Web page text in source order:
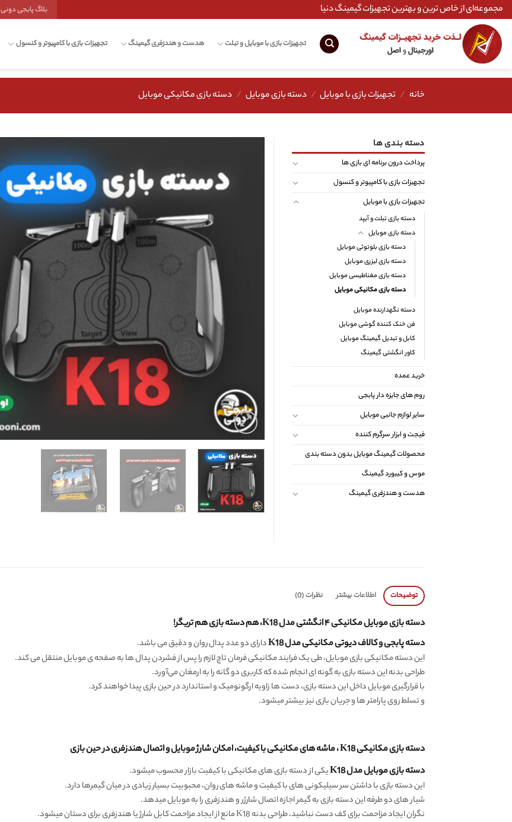
Skip
to
content
مجموعه‌ای از خاص ترین و بهترین تجهیزات گیمینگ دنیا بلاگ پابجی دونی
تجهیزات بازی با موبایل و تبلت هدست و هندزفری گیمینگ تجهیزات بازی با کامپیوتر و کنسول
خانه / تجهیزات بازی با موبایل / دسته بازی موبایل / دسته بازی مکانیکی موبایل
دسته بندی ها
پرداخت درون برنامه ای بازی ها
تجهیزات بازی با کامپیوتر و کنسول
تجهیزات بازی با موبایل
دسته بازی تبلت و آیپد
دسته بازی موبایل
دسته بازی بلوتوثی موبایل
دسته بازی لیزری موبایل
دسته بازی مغناطیسی موبایل
دسته بازی مکانیکی موبایل
دسته نگهدارنده موبایل
فن خنک کننده گوشی موبایل
کابل و تبدیل گیمینگ موبایل
کاور انگشتی گیمینگ
خرید عمده
روم های جایزه دار پابجی
سایر لوازم جانبی موبایل
فیجت و ابزار سرگرم کننده
محصولات گیمینگ موبایل بدون دسته بندی
موس و کیبورد گیمینگ
هدست و هندزفری گیمینگ
توضیحات اطلاعات بیشتر نظرات (0)
دسته بازی موبایل مکانیکی ۴ انگشتی مدل K18، هم دسته بازی هم تریگر!
دسته پابجی و کالاف دیوتی مکانیکی مدل K18
دارای دو عدد پدال روان و دقیق می باشد.
این دسته مکانیکی بازی موبایل، طی یک فرایند مکانیکی فرمان تاچ لازم را پس از فشردن پدال ها به صفحه ی موبایل منتقل می کند.
طراحی بدنه این دسته بازی به گونه ای انجام شده که کاربری دو گانه را به ارمغان می‌آورد.
با قرارگیری موبایل داخل این دسته بازی، دست ها زاویه ارگونومیک و استاندارد در حین بازی پیدا خواهند کرد.
و تسلط روی پارامتر ها و جریان بازی نیز بیشتر میشود.
دسته بازی مکانیکی K18 ، ماشه های مکانیکی با کیفیت، امکان شارژ موبایل و اتصال هندزفری در حین بازی
دسته بازی موبایل مدل K18
یکی از دسته بازی های مکانیکی با کیفیت بازار محسوب میشود.
این دسته بازی با داشتن سر سیلیکونی های با کیفیت و ماشه های روان، محبوبیت بسیار زیادی در میان گیمرها دارد.
شیار های دو طرفه این دسته بازی به گیمر اجازه اتصال شارژر و هندزفری را به موبایل میدهد.
نگران ایجاد مزاحمت برای کف دست نباشید، طراحی بدنه K18 مانع از ایجاد مزاحمت کابل شارژ یا هندزفری برای دستان میشود.